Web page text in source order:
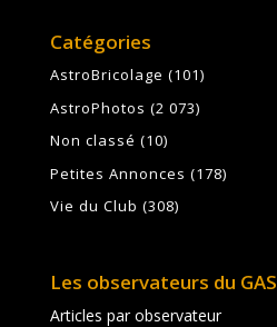
Catégories
AstroBricolage (101)
AstroPhotos (2 073)
Non classé (10)
Petites Annonces (178)
Vie du Club (308)
Les observateurs du GAS
Articles par observateur